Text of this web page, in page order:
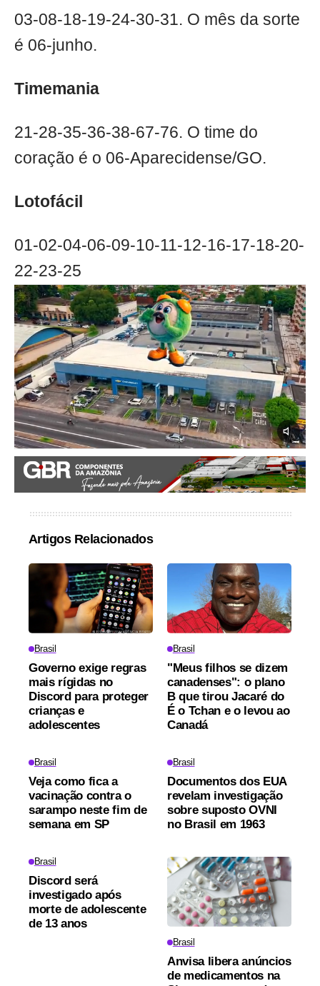
03-08-18-19-24-30-31. O mês da sorte
é 06-junho.
Timemania
21-28-35-36-38-67-76. O time do
coração é o 06-Aparecidense/GO.
Lotofácil
01-02-04-06-09-10-11-12-16-17-18-20-
22-23-25
Artigos Relacionados
Brasil
Governo exige regras
mais rígidas no
Discord para proteger
crianças e
adolescentes
Brasil
"Meus filhos se dizem
canadenses": o plano
B que tirou Jacaré do
É o Tchan e o levou ao
Canadá
Brasil
Veja como fica a
vacinação contra o
sarampo neste fim de
semana em SP
Brasil
Documentos dos EUA
revelam investigação
sobre suposto OVNI
no Brasil em 1963
Brasil
Discord será
investigado após
morte de adolescente
de 13 anos
Brasil
Anvisa libera anúncios
de medicamentos na